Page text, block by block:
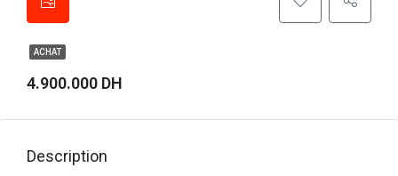
ACHAT
4.900.000 DH
Description